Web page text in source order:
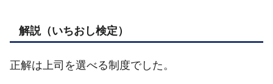
解説（いちおし検定）
正解は上司を選べる制度でした。